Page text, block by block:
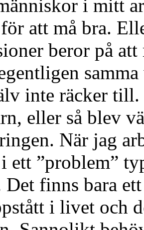
i mitt
att må bra.
beror på
inte räcker
eller så blev
När jag
ett ”problem”
finns bara ett
i livet och